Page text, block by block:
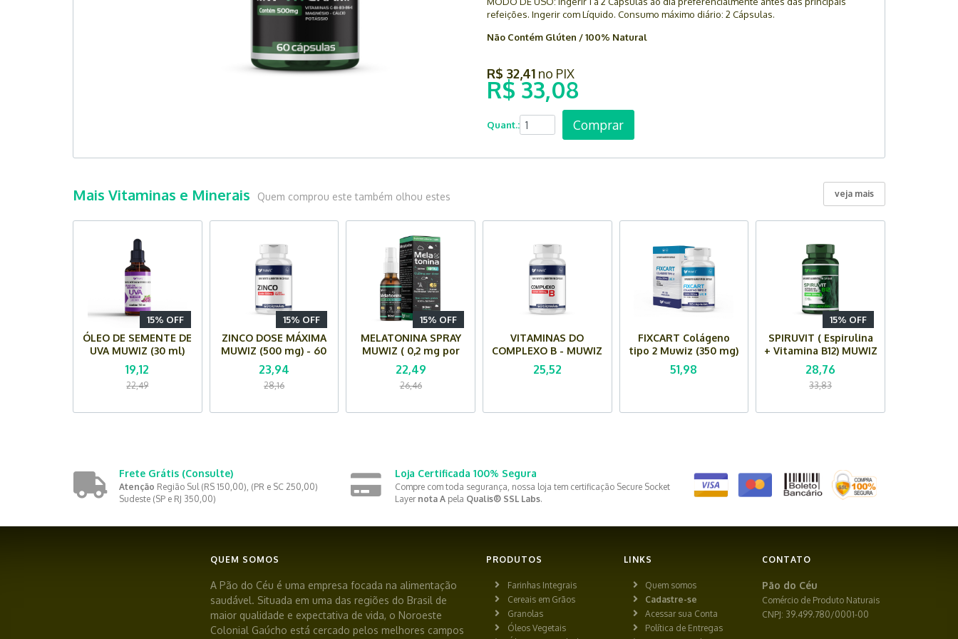
refeições. Ingerir com Líquido. Consumo máximo diário: 2 Cápsulas.
Não Contém Glúten / 100% Natural
R$ 32,41 no PIX
R$ 33,08
Quant.: Comprar
veja mais
Mais Vitaminas e Minerais Quem comprou este também olhou estes
15% OFF
ÓLEO DE SEMENTE DE
UVA MUWIZ (30 ml)
19,12
22,49
15% OFF
ZINCO DOSE MÁXIMA
MUWIZ (500 mg) - 60
Cápsulas
23,94
28,16
15% OFF
MELATONINA SPRAY
MUWIZ ( 0,2 mg por
dose) - 30 ml - Sabor
Maracujá
22,49
26,46
VITAMINAS DO
COMPLEXO B - MUWIZ
(500 mg) - 60
Cápsulas
25,52
FIXCART Colágeno
tipo 2 Muwiz (350 mg)
30 Cápsulas
51,98
15% OFF
SPIRUVIT ( Espirulina
+ Vitamina B12) MUWIZ
( 500 mg) - 60
Cápsulas
28,76
33,83
Frete Grátis (Consulte)
Atenção Região Sul (RS 150,00), (PR e SC 250,00)
Sudeste (SP e RJ 350,00)
Loja Certificada 100% Segura
Compre com toda segurança, nossa loja tem certificação Secure Socket
Layer nota Apela Qualis® SSL Labs.
QUEM SOMOS
A Pão do Céu é uma empresa focada na alimentação
saudável. Situada em uma das regiões do Brasil de
maior qualidade e expectativa de vida, o Noroeste
Colonial Gaúcho está cercado pelos melhores campos
PRODUTOS
Farinhas Integrais
Cereais em Grãos
Granolas
Óleos Vegetais
LINKS
Quem somos
Cadastre-se
Acessar sua Conta
Política de Entregas
CONTATO
Pão do Céu
Comércio de Produto Naturais
CNPJ: 39.499.780/0001-00